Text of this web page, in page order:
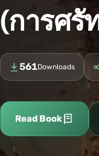
(การศรั
561Downloads
Read Book